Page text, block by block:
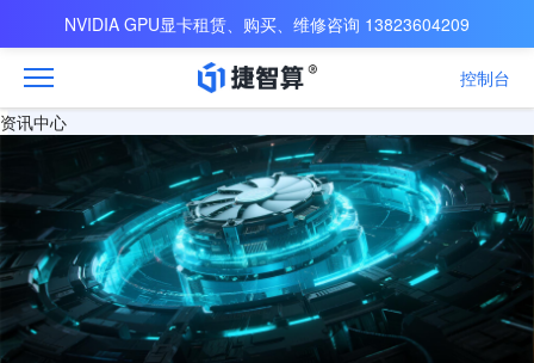
NVIDIA GPU显卡租赁、购买、维修咨询 13823604209
控制台
资讯中心